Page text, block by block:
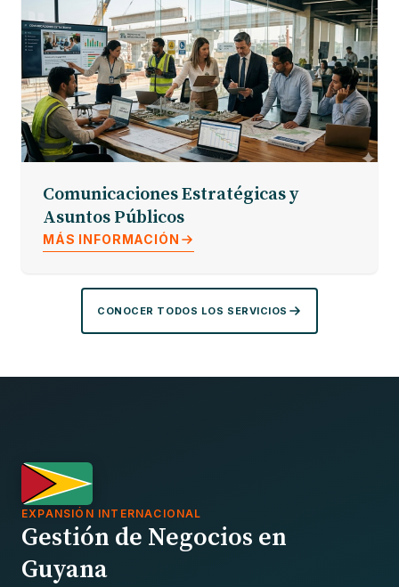
Comunicaciones Estratégicas y
Asuntos Públicos
MÁS INFORMACIÓN
CONOCER TODOS LOS SERVICIOS
EXPANSIÓN INTERNACIONAL
Gestión de Negocios en
Guyana